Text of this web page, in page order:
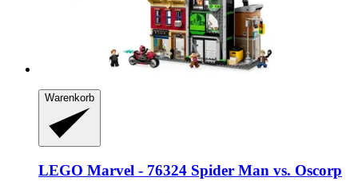
Warenkorb
LEGO Marvel -​ 76324 Spider Man vs. Oscorp